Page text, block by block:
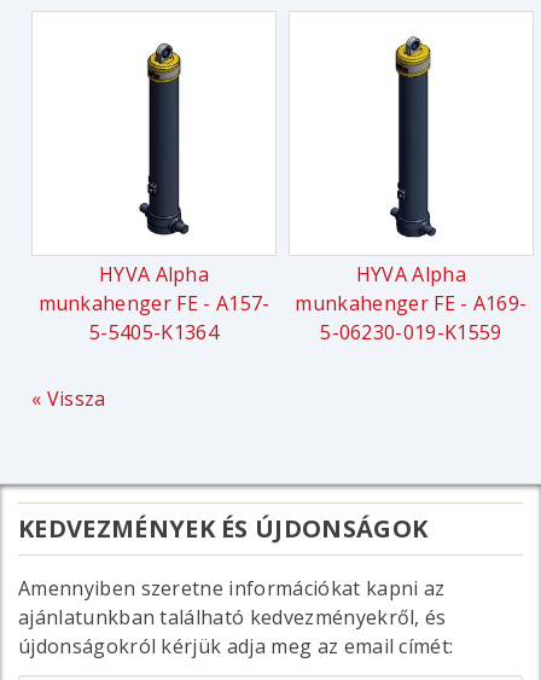
HYVA Alpha
munkahenger FE - A157-
5-5405-K1364
HYVA Alpha
munkahenger FE - A169-
5-06230-019-K1559
« Vissza
KEDVEZMÉNYEK ÉS ÚJDONSÁGOK
Amennyiben szeretne információkat kapni az
ajánlatunkban található kedvezményekről, és
újdonságokról kérjük adja meg az email címét: